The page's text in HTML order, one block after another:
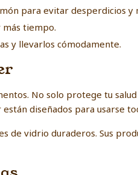
para evitar desperdicios
tiempo.
y llevarlos cómodamente.
No solo protege tu
diseñados para usarse
de vidrio duraderos. Sus